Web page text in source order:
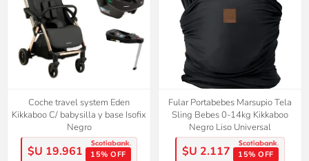
Coche travel system Eden
Kikkaboo C/ babysilla y base Isofix
Negro
$U 19.961 15% OFF
Fular Portabebes Marsupio Tela
Sling Bebes 0-14kg Kikkaboo
Negro Liso Universal
$U 2.117 15% OFF